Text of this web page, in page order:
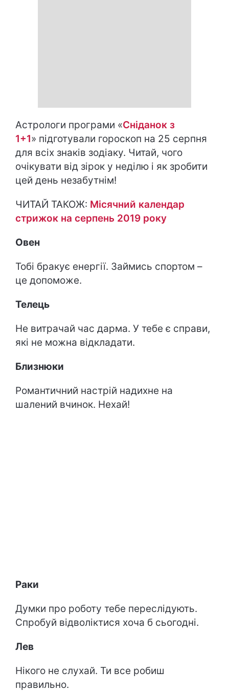
Астрологи програми «Сніданок з
1+1» підготували гороскоп на 25 серпня
для всіх знаків зодіаку. Читай, чого
очікувати від зірок у неділю і як зробити
цей день незабутнім!
ЧИТАЙ ТАКОЖ: Місячний календар
стрижок на серпень 2019 року
Овен
Тобі бракує енергії. Займись спортом –
це допоможе.
Телець
Не витрачай час дарма. У тебе є справи,
які не можна відкладати.
Близнюки
Романтичний настрій надихне на
шалений вчинок. Нехай!
Раки
Думки про роботу тебе переслідують.
Спробуй відволіктися хоча б сьогодні.
Лев
Нікого не слухай. Ти все робиш
правильно.